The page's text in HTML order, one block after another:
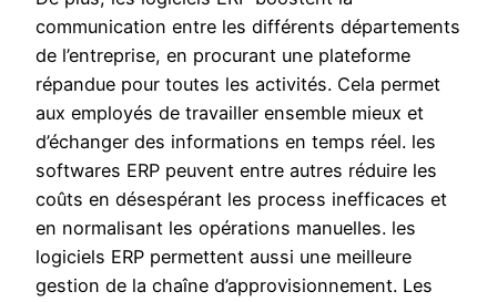
communication entre les différents départements
de l’entreprise, en procurant une plateforme
répandue pour toutes les activités. Cela permet
aux employés de travailler ensemble mieux et
d’échanger des informations en temps réel. les
softwares ERP peuvent entre autres réduire les
coûts en désespérant les process inefficaces et
en normalisant les opérations manuelles. les
logiciels ERP permettent aussi une meilleure
gestion de la chaîne d’approvisionnement. Les